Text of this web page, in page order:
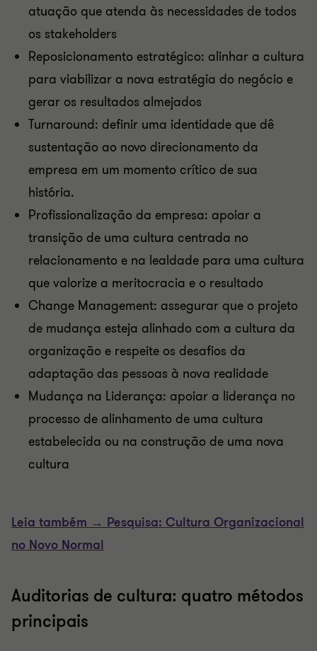
atuação que atenda às necessidades de todos
os stakeholders
Reposicionamento estratégico: alinhar a cultura
para viabilizar a nova estratégia do negócio e
gerar os resultados almejados
Turnaround: definir uma identidade que dê
sustentação ao novo direcionamento da
empresa em um momento crítico de sua
história.
Profissionalização da empresa: apoiar a
transição de uma cultura centrada no
relacionamento e na lealdade para uma cultura
que valorize a meritocracia e o resultado
Change Management: assegurar que o projeto
de mudança esteja alinhado com a cultura da
organização e respeite os desafios da
adaptação das pessoas à nova realidade
Mudança na Liderança: apoiar a liderança no
processo de alinhamento de uma cultura
estabelecida ou na construção de uma nova
cultura
Leia também → Pesquisa: Cultura Organizacional
no Novo Normal
Auditorias de cultura: quatro métodos
principais